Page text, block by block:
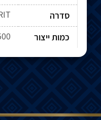
סדרה
כמות ייצור